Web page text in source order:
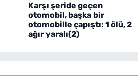
Karşı şeride geçen
otomobil, başka bir
otomobille çapıştı: 1 ölü, 2
ağır yaralı(2)